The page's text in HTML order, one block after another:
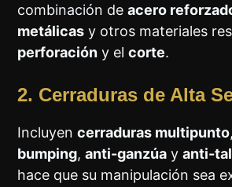
combinación deacero
metálicas y otros materiales
perforación y elcorte.
2. Cerraduras de Alta
Incluyencerraduras multipunto
bumping,anti-ganzúa yanti-
hace que su manipulación sea